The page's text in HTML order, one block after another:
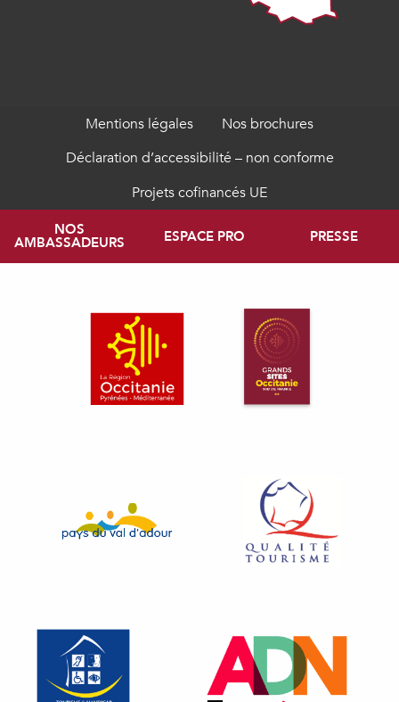
Mentions légales
Nos brochures
Déclaration d’accessibilité – non conforme
Projets cofinancés UE
NOS
AMBASSADEURS ESPACE PRO PRESSE